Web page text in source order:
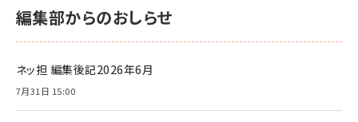
編集部からのおしらせ
ネッ担 編集後記2026年6月
7月31日 15:00